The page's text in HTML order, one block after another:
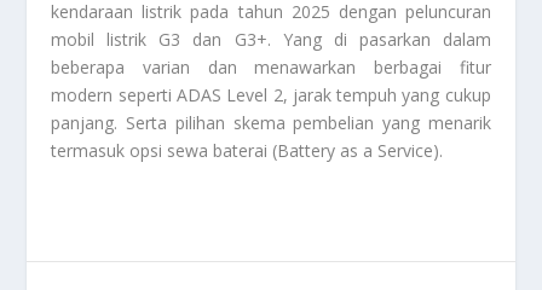
kendaraan listrik pada tahun 2025 dengan peluncuran
mobil listrik G3 dan G3+. Yang di pasarkan dalam
beberapa varian dan menawarkan berbagai fitur
modern seperti ADAS Level 2, jarak tempuh yang cukup
panjang. Serta pilihan skema pembelian yang menarik
termasuk opsi sewa baterai (Battery as a Service).